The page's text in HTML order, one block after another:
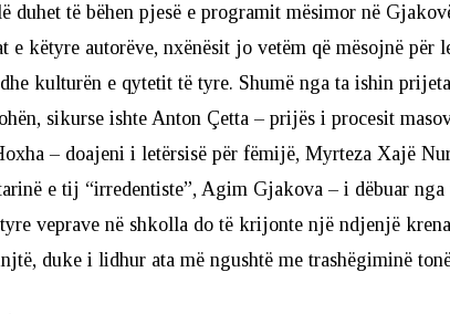
duhet të bëhen pjesë e programit mësimor në
e këtyre autorëve, nxënësit jo vetëm që mësojnë për
kulturën e qytetit të tyre. Shumë nga ta ishin
sikurse ishte Anton Çetta – prijës i procesit
– doajeni i letërsisë për fëmijë, Myrteza Xajë
e tij “irredentiste”, Agim Gjakova – i dëbuar
veprave në shkolla do të krijonte një ndjenjë
duke i lidhur ata më ngushtë me trashëgiminë